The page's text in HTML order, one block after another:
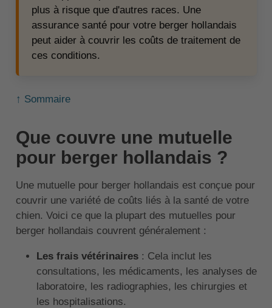
plus à risque que d'autres races. Une
assurance santé pour votre berger hollandais
peut aider à couvrir les coûts de traitement de
ces conditions.
↑ Sommaire
Que couvre une mutuelle
pour berger hollandais ?
Une mutuelle pour berger hollandais est conçue pour
couvrir une variété de coûts liés à la santé de votre
chien. Voici ce que la plupart des mutuelles pour
berger hollandais couvrent généralement :
Les frais vétérinaires: Cela inclut les
consultations, les médicaments, les analyses de
laboratoire, les radiographies, les chirurgies et
les hospitalisations.